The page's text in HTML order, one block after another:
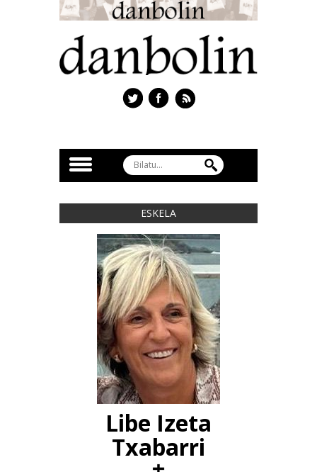
ESKELA
Libe Izeta
Txabarri